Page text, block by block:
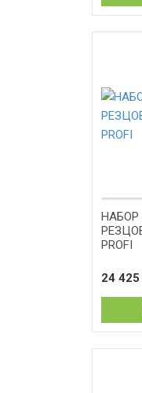
НАБОР
PROFI
24 425